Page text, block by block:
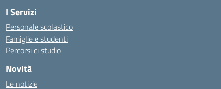
I Servizi
Personale scolastico
Famiglie e studenti
Percorsi di studio
Novità
Le notizie